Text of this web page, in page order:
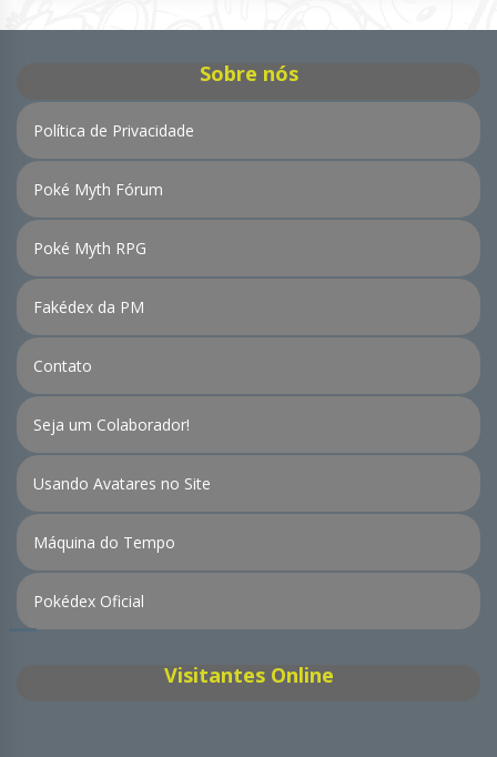
Sobre nós
Política de Privacidade
Poké Myth Fórum
Poké Myth RPG
Fakédex da PM
Contato
Seja um Colaborador!
Usando Avatares no Site
Máquina do Tempo
Pokédex Oficial
Visitantes Online